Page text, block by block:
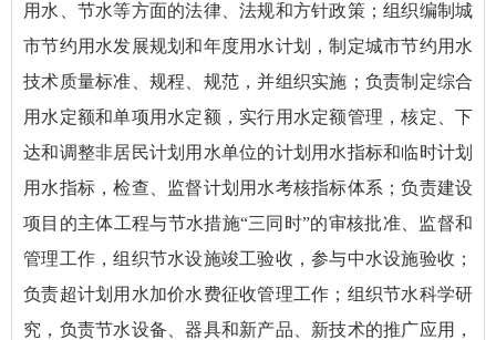
用水、节水等方面的法律、法规和方针政策；组织编制城
市节约用水发展规划和年度用水计划，制定城市节约用水
技术质量标准、规程、规范，并组织实施；负责制定综合
用水定额和单项用水定额，实行用水定额管理，核定、下
达和调整非居民计划用水单位的计划用水指标和临时计划
用水指标，检查、监督计划用水考核指标体系；负责建设
项目的主体工程与节水措施“三同时”的审核批准、监督和
管理工作，组织节水设施竣工验收，参与中水设施验收；
负责超计划用水加价水费征收管理工作；组织节水科学研
究，负责节水设备、器具和新产品、新技术的推广应用，